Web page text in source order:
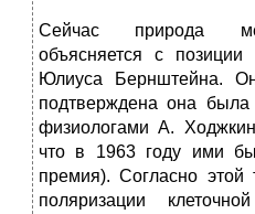
Сейчас природа
объясняется с позиции
Юлиуса Бернштейна.
подтверждена она
физиологами А.
что в 1963 году ими
премия). Согласно этой
поляризации